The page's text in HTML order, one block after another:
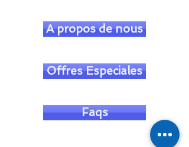
A propos de nous
Offres Especiales
Faqs